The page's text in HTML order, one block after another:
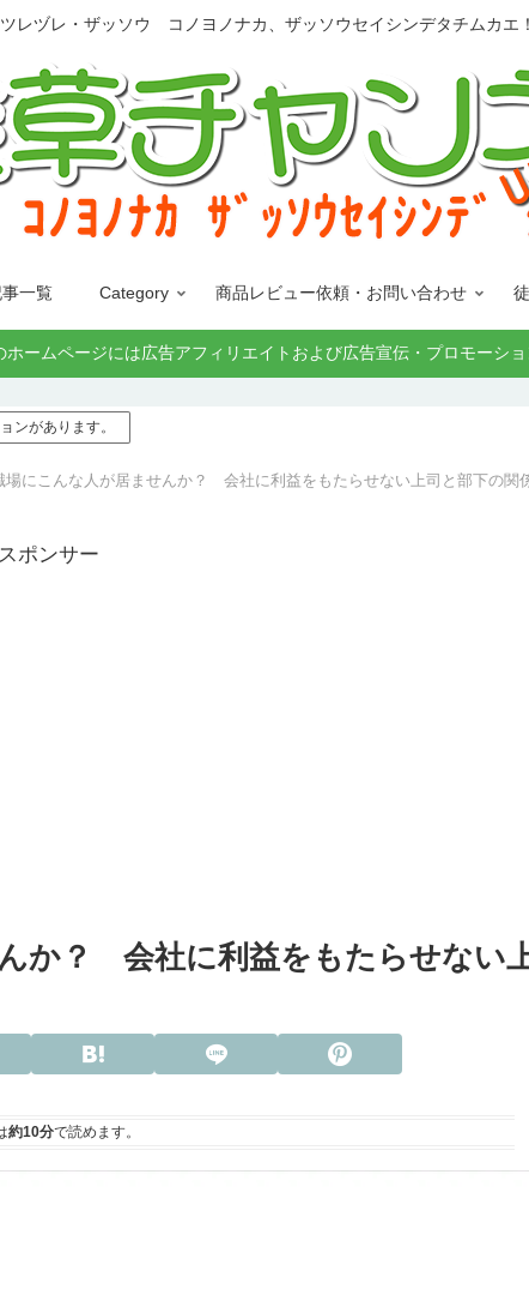
ツレヅレ・ザッソウ コノヨノナカ、ザッソウセイシンデタチムカエ！
一覧 Category 商品レビュー依頼・お問い合わせ
ホームページには広告アフィリエイトおよび広告宣伝・プロモーシ
ンがあります。
場にこんな人が居ませんか？ 会社に利益をもたらせない上司と部下の関
ポンサー
か？ 会社に利益をもたらせない
約10分で読めます。